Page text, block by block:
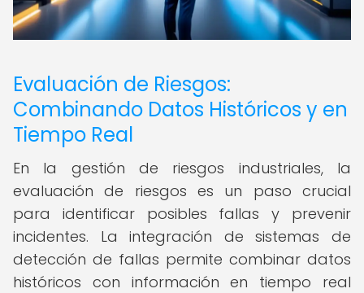
Evaluación de Riesgos:
Combinando Datos Históricos y en
Tiempo Real
En la gestión de riesgos industriales, la
evaluación de riesgos es un paso crucial
para identificar posibles fallas y prevenir
incidentes. La integración de sistemas de
detección de fallas permite combinar datos
históricos con información en tiempo real